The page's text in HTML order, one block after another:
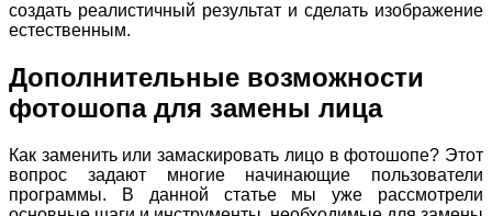
создать реалистичный результат и сделать изображение
естественным.
Дополнительные возможности
фотошопа для замены лица
Как заменить или замаскировать лицо в фотошопе? Этот
вопрос задают многие начинающие пользователи
программы. В данной статье мы уже рассмотрели